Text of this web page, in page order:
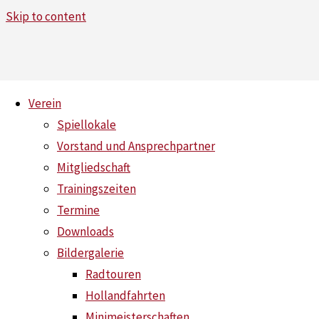
Skip to content
Verein
Spiellokale
Vorstand und Ansprechpartner
Mitgliedschaft
Trainingszeiten
Termine
Downloads
Bildergalerie
Radtouren
Hollandfahrten
Renovierung Hallenboden
NewsRenovierung Hallenboden Dülkener Straße